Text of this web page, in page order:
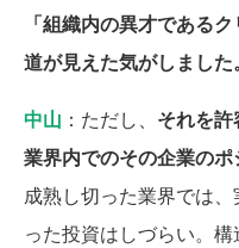
「組織内の異才である
道が見えた気がしました。
中山 ：ただし、 それを許
業界内でのその企業の
成熟し切った業界では
った投資はしづらい。